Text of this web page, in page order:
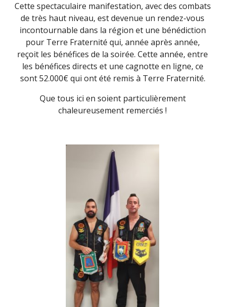
Cette spectaculaire manifestation, avec des combats
de très haut niveau, est devenue un rendez-vous
incontournable dans la région et une bénédiction
pour Terre Fraternité qui, année après année,
reçoit les bénéfices de la soirée. Cette année, entre
les bénéfices directs et une cagnotte en ligne, ce
sont 52.000€ qui ont été remis à Terre Fraternité.
Que tous ici en soient particulièrement
chaleureusement remerciés !